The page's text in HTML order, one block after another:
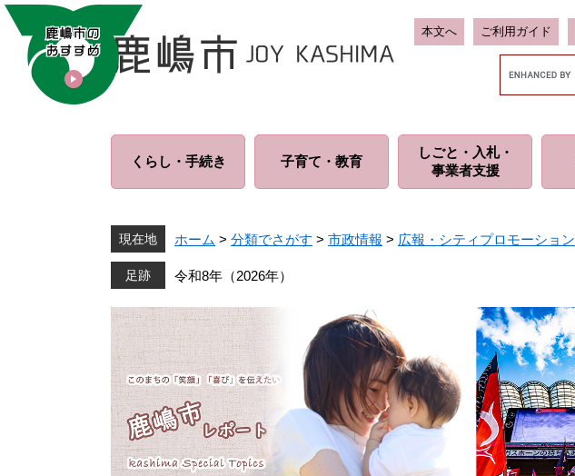
ペ
メ
本文へ ご利用ガイド
ム
くらし・ 手続き 子育て・ 教育
しごと・入札・
事業者支援
現在地 ホーム > 分類でさがす > 市政情報 > 広報・シティプロモーション
令和8年（2026年）